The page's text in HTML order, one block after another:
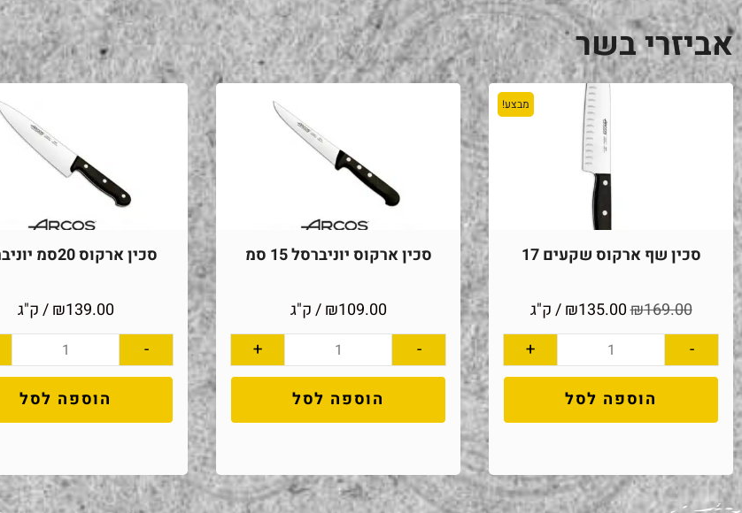
אביזרי בשר
מבצע!
סכין שף ארקוס שקעים 17
₪169.00
₪135.00 / ק"ג
-
+
הוספה לסל
סכין ארקוס יוניברסל 15 סמ
₪109.00 / ק"ג
-
+
הוספה לסל
סכין ארקוס 20סמ יוניברסל
₪139.00 / ק"ג
-
הוספה לסל